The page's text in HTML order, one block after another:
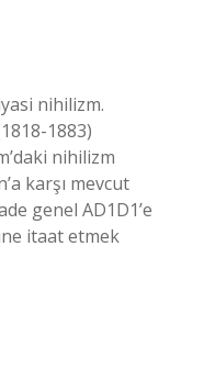
nihilizm.
1883)
nihilizm
karşı mevcut
genel AD1D1’e
itaat etmek